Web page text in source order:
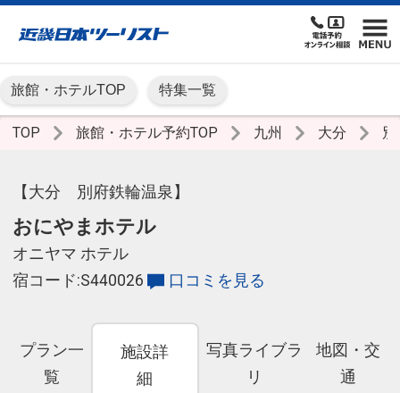
旅館・ホテルTOP 特集一覧
TOP 旅館・ホテル予約TOP 九州 大分
【大分 別府鉄輪温泉】
おにやまホテル
オニヤマ ホテル
宿コード:S440026
口コミを見る
プラン一
覧
施設詳
細
写真ライブラ
リ
地図・交
通